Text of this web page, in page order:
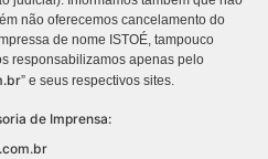
não oferecemos cancelamento do
de nome ISTOÉ, tampouco
responsabilizamos apenas pelo
” e seus respectivos sites.
de Imprensa: